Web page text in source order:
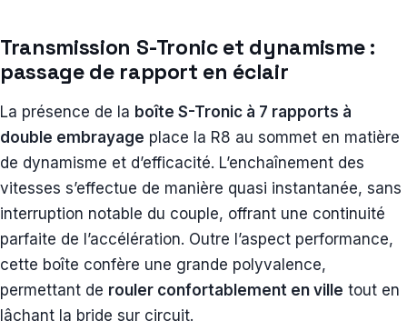
Transmission S-Tronic et dynamisme :
passage de rapport en éclair
La présence de la boîte S-Tronic à 7 rapports à
double embrayage place la R8 au sommet en matière
de dynamisme et d’efficacité. L’enchaînement des
vitesses s’effectue de manière quasi instantanée, sans
interruption notable du couple, offrant une continuité
parfaite de l’accélération. Outre l’aspect performance,
cette boîte confère une grande polyvalence,
permettant de rouler confortablement en ville tout en
lâchant la bride sur circuit.